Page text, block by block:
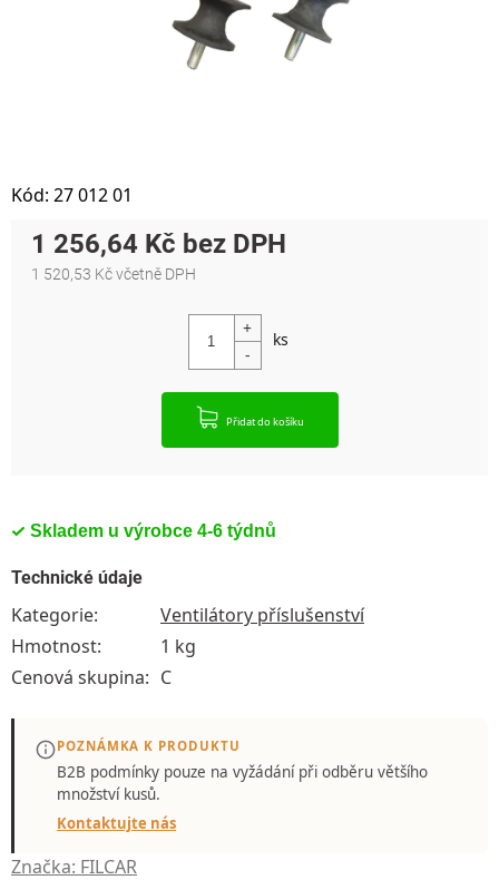
Skladem u výrobce 4-6 týdnů
Značka: FILCAR
1 256,64 Kč
1 520,53 Kč včetně DPH
Přidat do košíku
Kód: 27 012 01
Technické údaje
Kategorie:
Ventilátory příslušenství
Hmotnost:
1 kg
Cenová skupina: C
POZNÁMKA K PRODUKTU
B2B podmínky pouze na vyžádánípři odběru většího
množství kusů.
Kontaktujte nás